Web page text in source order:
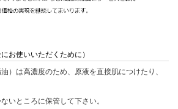
お使いいただくために）
）は高濃度のため、原液を直接肌につけたり、
いところに保管して下さい。